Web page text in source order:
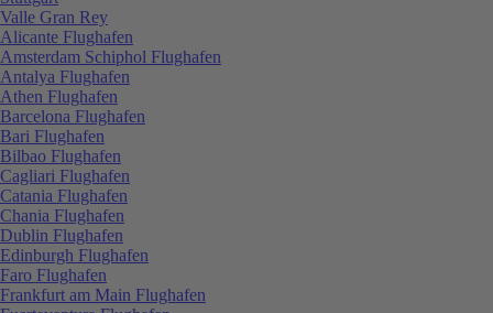
Valle Gran Rey
Alicante Flughafen
Amsterdam Schiphol Flughafen
Antalya Flughafen
Athen Flughafen
Barcelona Flughafen
Bari Flughafen
Bilbao Flughafen
Cagliari Flughafen
Catania Flughafen
Chania Flughafen
Dublin Flughafen
Edinburgh Flughafen
Faro Flughafen
Frankfurt am Main Flughafen